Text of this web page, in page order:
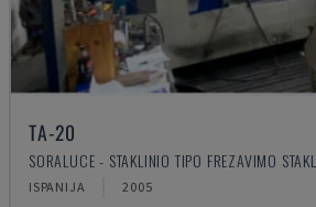
TA-20
SORALUCE - STAKLINIO TIPO FREZAVIMO
ISPANIJA 2005